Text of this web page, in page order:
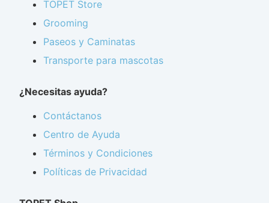
TOPET Store
Grooming
Paseos y Caminatas
Transporte para mascotas
¿Necesitas ayuda?
Contáctanos
Centro de Ayuda
Términos y Condiciones
Políticas de Privacidad